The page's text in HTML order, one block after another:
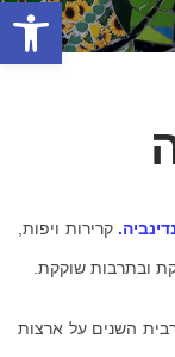
פתח
קרירות ויפות,
ובתרבות שוקקת.
השנים על ארצות